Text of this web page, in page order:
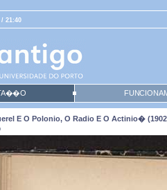
/ 21:40
E O Polonio, O Radio E O Actinio�